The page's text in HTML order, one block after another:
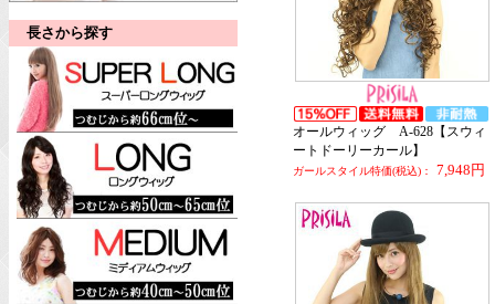
長さから探す
オールウィッグ A-628【スウィ
ートドーリーカール】
ガールスタイル特価(税込)： 7,948円